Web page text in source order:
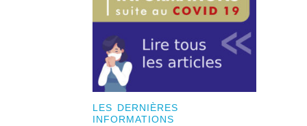
LES DERNIÈRES
INFORMATIONS